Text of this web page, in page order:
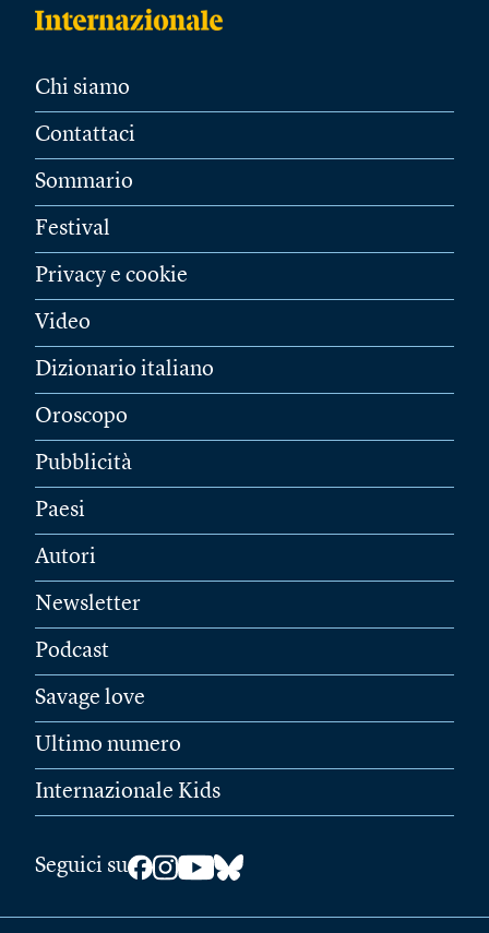
Chi siamo
Contattaci
Sommario
Festival
Privacy e cookie
Video
Dizionario italiano
Oroscopo
Pubblicità
Paesi
Autori
Newsletter
Podcast
Savage love
Ultimo numero
Internazionale Kids
Seguici su